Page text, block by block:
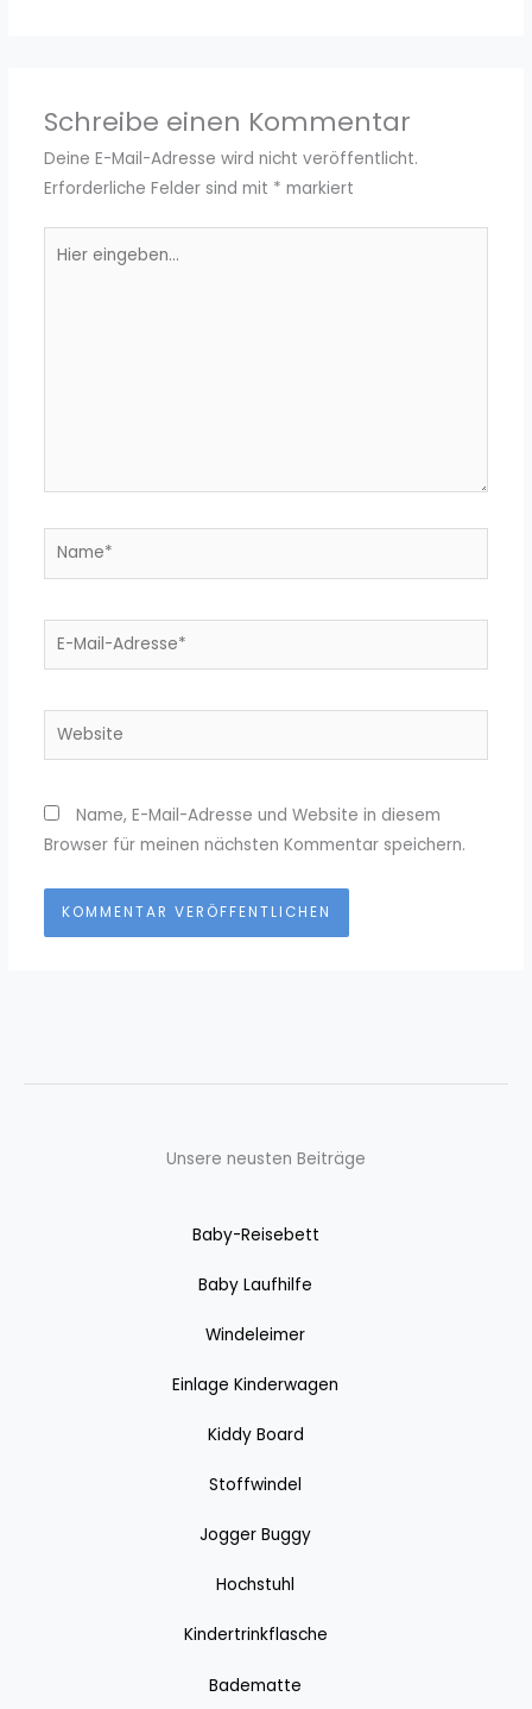
Schreibe einen Kommentar
Deine E-Mail-Adresse wird nicht veröffentlicht.
Erforderliche Felder sind mit * markiert
eingeben…
Name*
E-
Website
Name, E-Mail-Adresse und Website in diesem
Browser für meinen nächsten Kommentar speichern.
Unsere neusten Beiträge
Baby-Reisebett
Baby Laufhilfe
Windeleimer
Einlage Kinderwagen
Kiddy Board
Stoffwindel
Jogger Buggy
Hochstuhl
Kindertrinkflasche
Badematte